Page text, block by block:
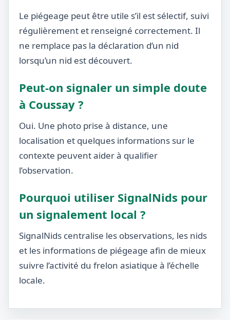
Le piégeage peut être utile s’il est sélectif, suivi
régulièrement et renseigné correctement. Il
ne remplace pas la déclaration d’un nid
lorsqu’un nid est découvert.
Peut-on signaler un simple doute
à Coussay ?
Oui. Une photo prise à distance, une
localisation et quelques informations sur le
contexte peuvent aider à qualifier
l’observation.
Pourquoi utiliser SignalNids pour
un signalement local ?
SignalNids centralise les observations, les nids
et les informations de piégeage afin de mieux
suivre l’activité du frelon asiatique à l’échelle
locale.